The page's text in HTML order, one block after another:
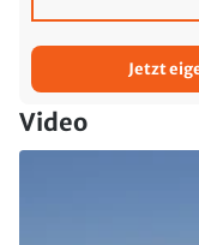
Jetzt
Video